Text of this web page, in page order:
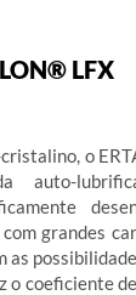
LFX
o
auto-
grandes
as
o coeficiente